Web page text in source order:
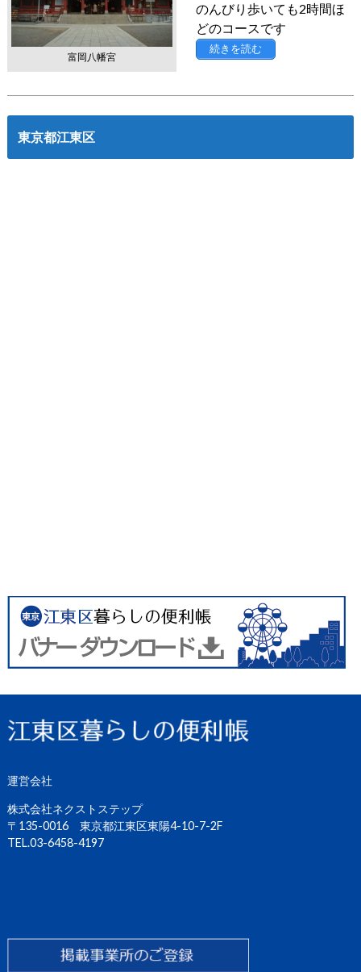
富岡八幡宮
のんびり歩いても2時間ほ
どのコースです
続きを読む
東京都江東区
運営会社
株式会社ネクストステップ
〒135-0016 東京都江東区東陽4-10-7-2F
TEL.03-6458-4197